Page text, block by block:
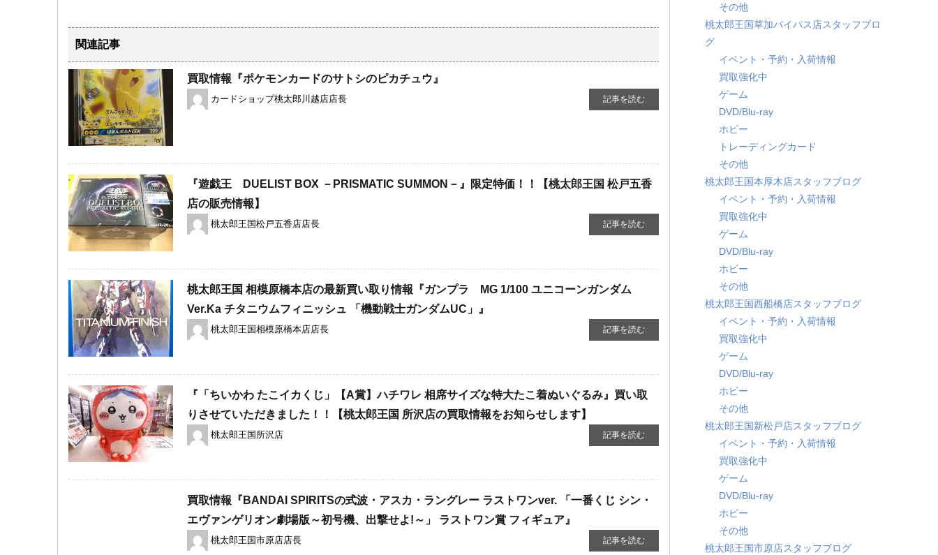
関連記事
買取情報『ポケモンカードのサトシのピカチュウ』
カードショップ桃太郎川越店店長 記事を読む
『遊戯王 DUELIST BOX －PRISMATIC SUMMON－』限定特価！！【桃太郎王国 松戸五香
店の販売情報】
桃太郎王国松戸五香店店長 記事を読む
桃太郎王国 相模原橋本店の最新買い取り情報『ガンプラ MG 1/100 ユニコーンガンダム
Ver.Ka チタニウムフィニッシュ 「機動戦士ガンダムUC」』
桃太郎王国相模原橋本店店長 記事を読む
『「ちいかわ たこイカくじ」【A賞】ハチワレ 相席サイズな特大たこ着ぬいぐるみ』買い取
りさせていただきました！！【桃太郎王国 所沢店の買取情報をお知らせします】
桃太郎王国所沢店 記事を読む
買取情報『BANDAI ​SPIRITSの式波・アスカ・ラングレー ​ラストワンver. ​「一番くじ ​シン・
エヴァンゲリオン劇場版～初号機、出撃せよ!～」 ​ラストワン賞 ​フィギュア』
桃太郎王国市原店店長 記事を読む
その他
桃太郎王国草加バイパス店スタッフブロ
グ
イベント・予約・入荷情報
買取強化中
ゲーム
DVD/Blu-ray
ホビー
トレーディングカード
その他
桃太郎王国本厚木店スタッフブログ
イベント・予約・入荷情報
買取強化中
ゲーム
DVD/Blu-ray
ホビー
その他
桃太郎王国西船橋店スタッフブログ
イベント・予約・入荷情報
買取強化中
ゲーム
DVD/Blu-ray
ホビー
その他
桃太郎王国新松戸店スタッフブログ
イベント・予約・入荷情報
買取強化中
ゲーム
DVD/Blu-ray
ホビー
その他
桃太郎王国市原店スタッフブログ